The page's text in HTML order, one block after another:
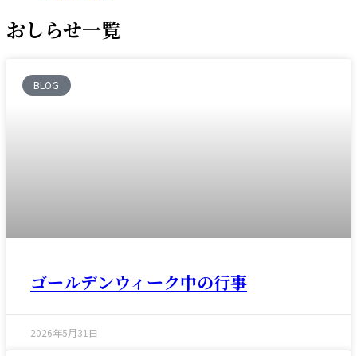
おしらせ一覧
BLOG
ゴールデンウィーク中の行事
2026年5月31日